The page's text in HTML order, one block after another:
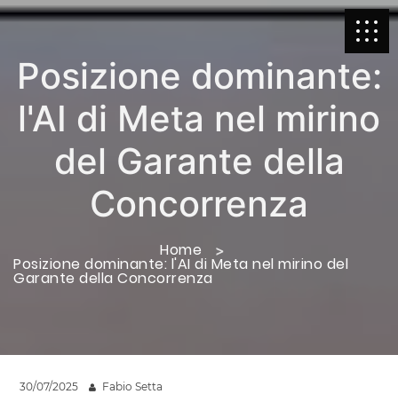
Posizione dominante:
l'AI di Meta nel mirino
del Garante della
Concorrenza
Home
Posizione dominante: l'AI di Meta nel mirino del
Garante della Concorrenza
30/07/2025 Fabio Setta